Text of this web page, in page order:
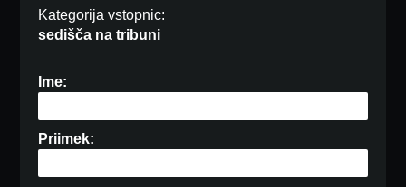
Kategorija vstopnic:
sedišča na tribuni
Ime:
Priimek: